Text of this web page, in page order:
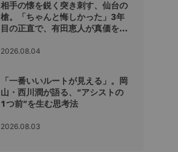
相手の懐を鋭く突き刺す、仙台の
槍。「ちゃんと悔しかった」3年
目の正直で、有田恵人が真価を示
2026.08.04
「一番いいルートが見える」。岡
山・西川潤が語る、“アシストの
1つ前”を生む思考法
2026.08.03